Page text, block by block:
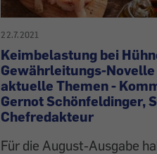
22.7.2021
Keimbelastung bei
Gewährleitungs-Novelle
aktuelle Themen -
Gernot Schönfeldinger,
Chefredakteur
Für die August-Ausgabe